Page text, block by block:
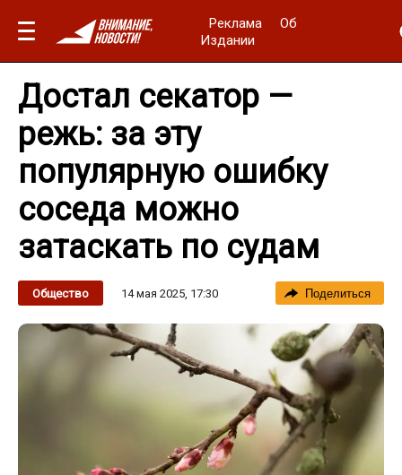
Реклама
Об
Издании
Достал секатор —
режь: за эту
популярную ошибку
соседа можно
затаскать по судам
Общество 14 мая 2025, 17:30 Поделиться